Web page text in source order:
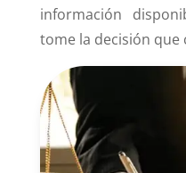
información
tome la decisión que